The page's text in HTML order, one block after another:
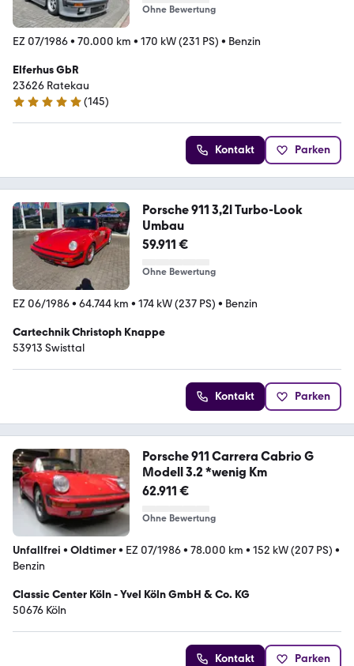
Ohne Bewertung
EZ 07/1986• 70.000 km • 170 kW (231 PS) • Benzin
Elferhus GbR
23626 Ratekau
4.8 Sterne
(145)
Kontakt Parken
Porsche 911 3,2l Turbo-Look
Umbau
59.911 €
Ohne Bewertung
EZ 06/1986• 64.744 km • 174 kW (237 PS) • Benzin
Cartechnik Christoph Knappe
53913 Swisttal
Kontakt Parken
Porsche 911 Carrera Cabrio G
Modell 3.2 *wenig Km
62.911 €
Ohne Bewertung
Unfallfrei • Oldtimer• EZ 07/1986• 78.000 km • 152 kW (207 PS) •
Benzin
Classic Center Köln - Yvel Köln GmbH & Co. KG
50676 Köln
Kontakt Parken